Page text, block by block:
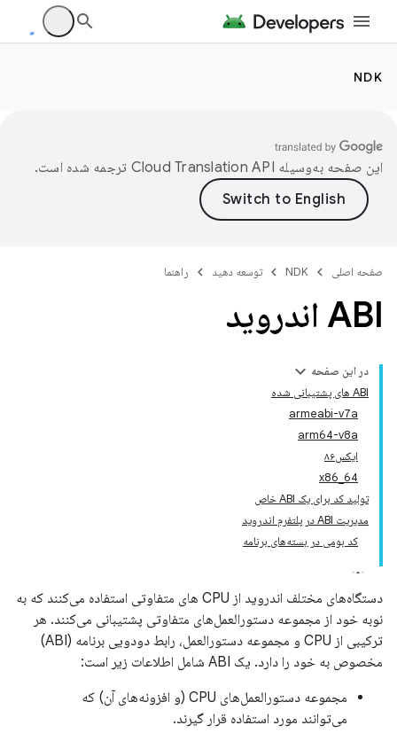
NDK
این صفحه به‌وسیله ترجمه شده است.
صفحه اصلی NDK توسعه دهید راهنما
ABI اندروید
در این صفحه
ABI های پشتیبانی شده
armeabi-v7a
arm64-v8a
ایکس۸۶
x86_64
تولید کد برای یک ABI خاص
مدیریت ABI در پلتفرم اندروید
کد بومی در بسته‌های برنامه
دستگاه‌های مختلف اندروید از CPU های متفاوتی استفاده می‌کنند که به
نوبه خود از مجموعه دستورالعمل‌های متفاوتی پشتیبانی می‌کنند. هر
ترکیبی از CPU و مجموعه دستورالعمل، رابط دودویی برنامه (ABI)
مخصوص به خود را دارد. یک ABI شامل اطلاعات زیر است:
مجموعه دستورالعمل‌های CPU (و افزونه‌های آن) که
می‌توانند مورد استفاده قرار گیرند.